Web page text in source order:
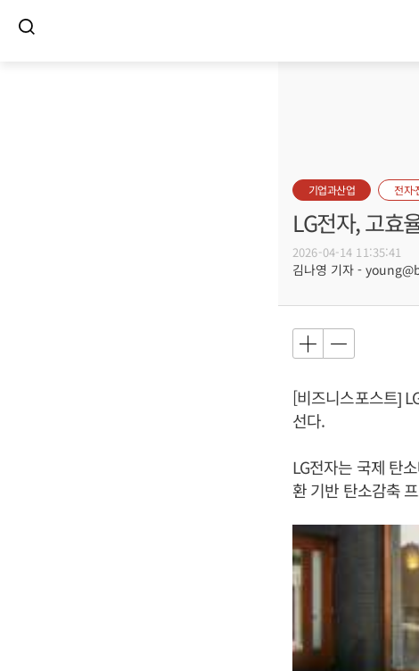
기업과산업 전자
LG전자, 고효
2026-04-14 11:35:41
김나영 기자 -
[비즈니스포스트]
선다.
LG전자는 국제 탄
환 기반 탄소감축